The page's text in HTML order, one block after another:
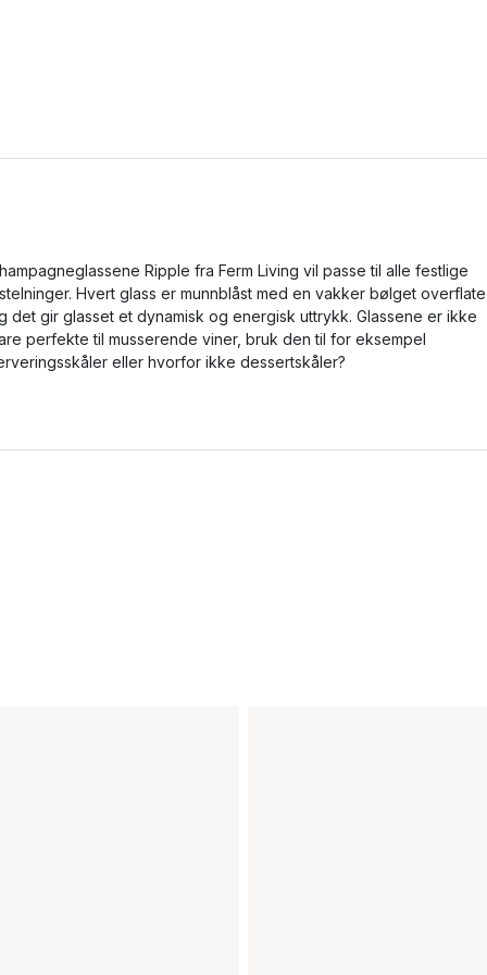
Ripple fra Ferm Living vil passe til alle festlige
Hvert glass er munnblåst med en vakker bølget
det gir glasset et dynamisk og energisk uttrykk. Glassene er ikke
perfekte til musserende viner, bruk den til for eksempel
eller hvorfor ikke dessertskåler?